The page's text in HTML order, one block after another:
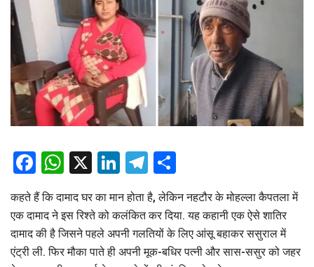
Facebook
WhatsApp
X LinkedIn
Telegram
कहते हैं कि दामाद घर का मान होता है, लेकिन नहटौर के मोहल्ला कैपतला में
एक दामाद ने इस रिश्ते को कलंकित कर दिया. यह कहानी एक ऐसे शातिर
दामाद की है जिसने पहले अपनी गलतियों के लिए आंसू बहाकर ससुराल में
एंट्री ली. फिर मौका पाते ही अपनी मूक-बधिर पत्नी और सास-ससुर को जहर